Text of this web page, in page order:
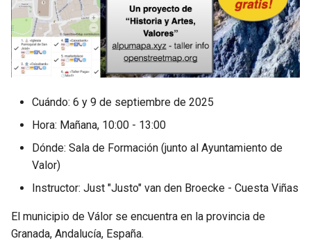
Cuándo: 6 y 9 de septiembre de 2025
Hora: Mañana, 10:00 - 13:00
Dónde: Sala de Formación (junto al Ayuntamiento de
Valor)
Instructor: Just "Justo" van den Broecke - Cuesta Viñas
El municipio de Válor se encuentra en la provincia de
Granada, Andalucía, España.